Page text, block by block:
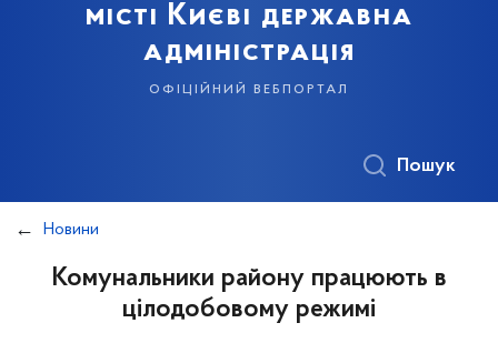
місті Києві державна
адміністрація
офіційний вебпортал
Пошук
Новини
Комунальники району працюють в
цілодобовому режимі